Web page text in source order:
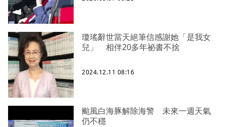
瓊瑤辭世當天絕筆信感謝她「是我女
兒」 相伴20多年祕書不捨
2024.12.11 08:16
颱風白海豚解除海警 未來一週天氣
仍不穩